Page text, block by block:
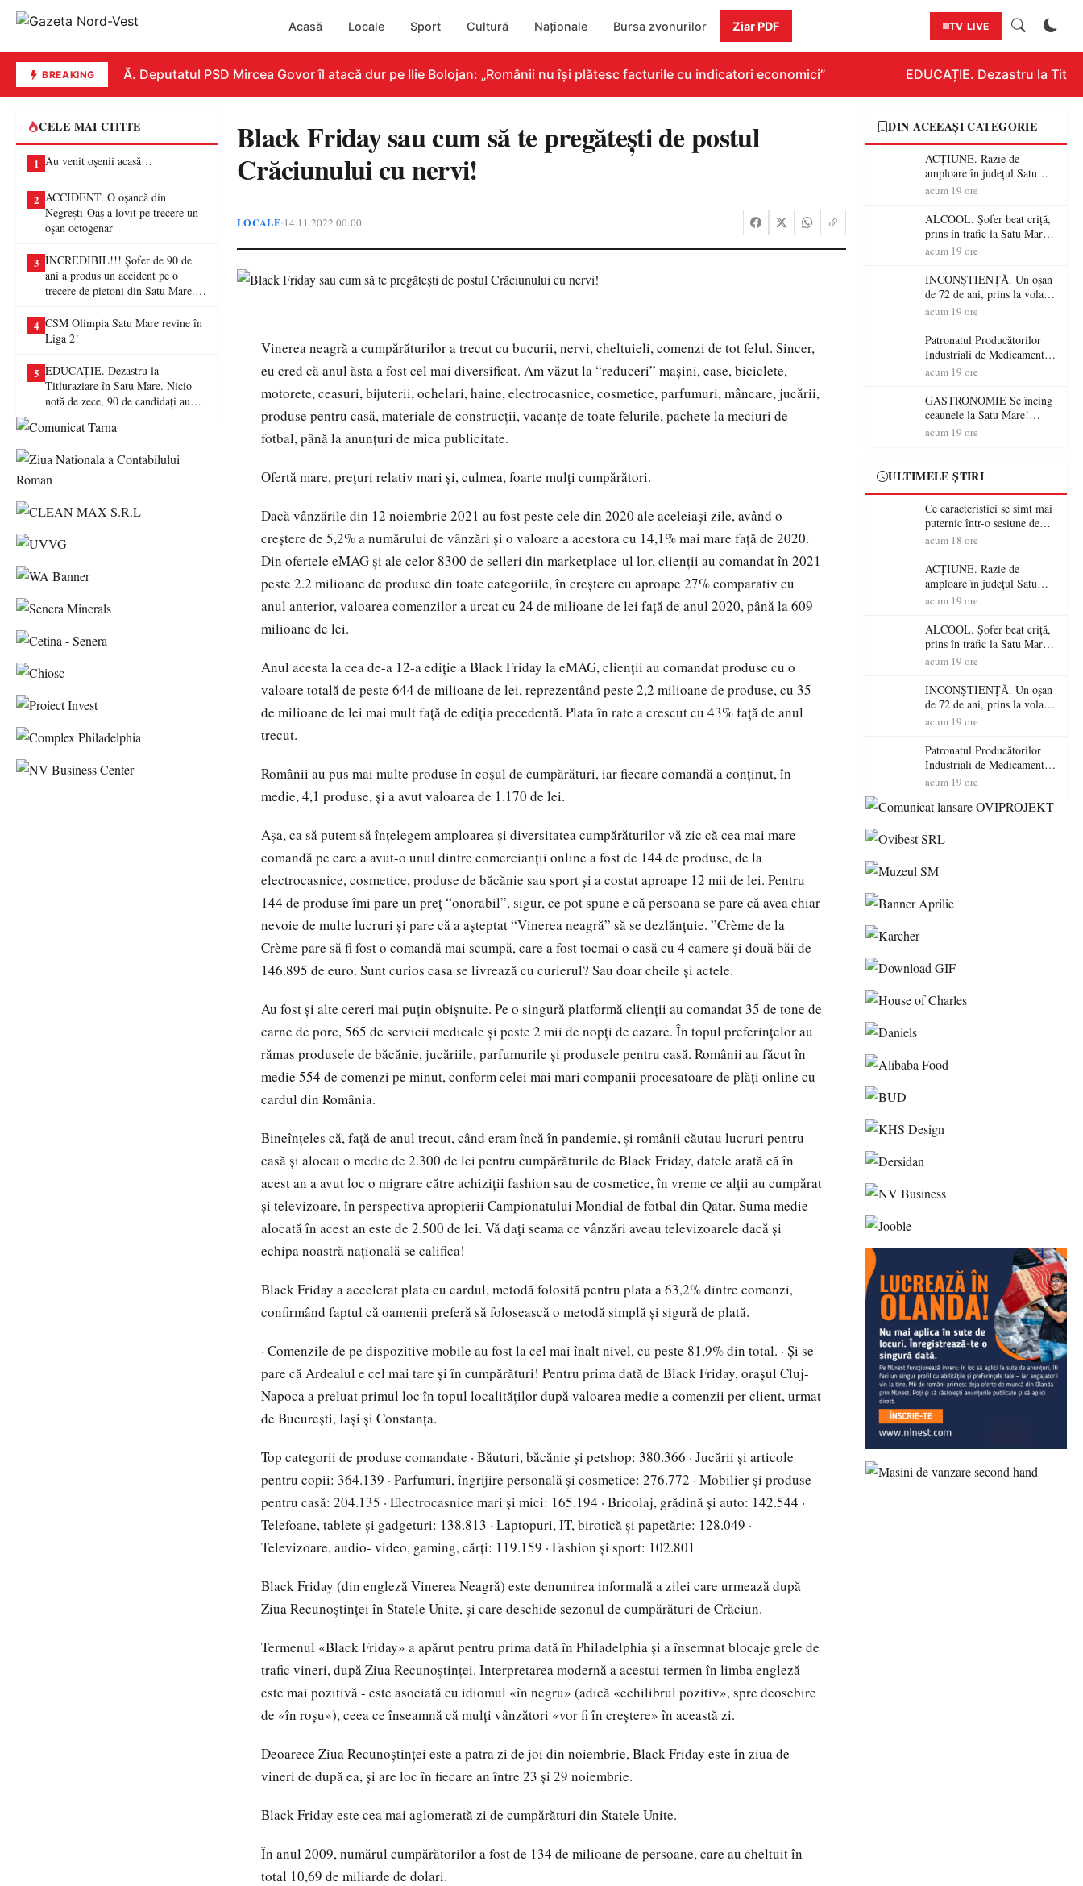
Acasă Locale Sport Cultură Naționale Bursa zvonurilor Ziar PDF TV LIVE
BREAKING
REPLICĂ. Deputatul PSD Mircea Govor îl atacă dur pe Ilie Bolojan: „Românii nu își plătesc facturile cu indicatori economici” EDUCAȚIE. Dezastru la
CELE MAI CITITE
1 Au venit oșenii acasă…
2 ACCIDENT. O oșancă din
Negrești-Oaș a lovit pe trecere un
oșan octogenar
3 INCREDIBIL!!! Șofer de 90 de
ani a produs un accident pe o
trecere de pietoni din Satu Mare. O
4 CSM Olimpia Satu Mare revine în
Liga 2!
5 EDUCAȚIE. Dezastru la
Titluraziare în Satu Mare. Nicio
notă de zece, 90 de candidați au
Black Friday sau cum să te pregătești de postul
Crăciunului cu nervi!
LOCALE•14.11.2022 00:00
Vinerea neagră a cumpărăturilor a trecut cu bucurii, nervi, cheltuieli, comenzi de tot felul. Sincer,
eu cred că anul ăsta a fost cel mai diversificat. Am văzut la “reduceri” mașini, case, biciclete,
motorete, ceasuri, bijuterii, ochelari, haine, electrocasnice, cosmetice, parfumuri, mâncare, jucării,
produse pentru casă, materiale de construcții, vacanțe de toate felurile, pachete la meciuri de
fotbal, până la anunțuri de mica publicitate.
Ofertă mare, prețuri relativ mari și, culmea, foarte mulți cumpărători.
Dacă vânzările din 12 noiembrie 2021 au fost peste cele din 2020 ale aceleiași zile, având o
creștere de 5,2% a numărului de vânzări și o valoare a acestora cu 14,1% mai mare față de 2020.
Din ofertele eMAG și ale celor 8300 de selleri din marketplace-ul lor, clienții au comandat în 2021
peste 2.2 milioane de produse din toate categoriile, în creștere cu aproape 27% comparativ cu
anul anterior, valoarea comenzilor a urcat cu 24 de milioane de lei față de anul 2020, până la 609
milioane de lei.
Anul acesta la cea de-a 12-a ediție a Black Friday la eMAG, clienții au comandat produse cu o
valoare totală de peste 644 de milioane de lei, reprezentând peste 2,2 milioane de produse, cu 35
de milioane de lei mai mult faţă de ediţia precedentă. Plata în rate a crescut cu 43% faţă de anul
trecut.
Românii au pus mai multe produse în coşul de cumpărături, iar fiecare comandă a conţinut, în
medie, 4,1 produse, şi a avut valoarea de 1.170 de lei.
Așa, ca să putem să înțelegem amploarea și diversitatea cumpărăturilor vă zic că cea mai mare
comandă pe care a avut-o unul dintre comercianții online a fost de 144 de produse, de la
electrocasnice, cosmetice, produse de băcănie sau sport și a costat aproape 12 mii de lei. Pentru
144 de produse îmi pare un preț “onorabil”, sigur, ce pot spune e că persoana se pare că avea chiar
nevoie de multe lucruri și pare că a așteptat “Vinerea neagră” să se dezlănțuie. ”Crème de la
Crème pare să fi fost o comandă mai scumpă, care a fost tocmai o casă cu 4 camere și două băi de
146.895 de euro. Sunt curios casa se livrează cu curierul? Sau doar cheile și actele.
Au fost și alte cereri mai puțin obișnuite. Pe o singură platformă clienții au comandat 35 de tone de
carne de porc, 565 de servicii medicale şi peste 2 mii de nopți de cazare. În topul preferințelor au
rămas produsele de băcănie, jucăriile, parfumurile și produsele pentru casă. Românii au făcut în
medie 554 de comenzi pe minut, conform celei mai mari companii procesatoare de plăți online cu
cardul din România.
Bineînțeles că, față de anul trecut, când eram încă în pandemie, și românii căutau lucruri pentru
casă și alocau o medie de 2.300 de lei pentru cumpărăturile de Black Friday, datele arată că în
acest an a avut loc o migrare către achiziții fashion sau de cosmetice, în vreme ce alții au cumpărat
și televizoare, în perspectiva apropierii Campionatului Mondial de fotbal din Qatar. Suma medie
alocată în acest an este de 2.500 de lei. Vă dați seama ce vânzări aveau televizoarele dacă și
echipa noastră națională se califica!
Black Friday a accelerat plata cu cardul, metodă folosită pentru plata a 63,2% dintre comenzi,
confirmând faptul că oamenii preferă să folosească o metodă simplă şi sigură de plată.
· Comenzile de pe dispozitive mobile au fost la cel mai înalt nivel, cu peste 81,9% din total. · Și se
pare că Ardealul e cel mai tare și în cumpărături! Pentru prima dată de Black Friday, oraşul Cluj-
Napoca a preluat primul loc în topul localităţilor după valoarea medie a comenzii per client, urmat
de Bucureşti, Iaşi şi Constanţa.
Top categorii de produse comandate · Băuturi, băcănie şi petshop: 380.366 · Jucării şi articole
pentru copii: 364.139 · Parfumuri, îngrijire personală şi cosmetice: 276.772 · Mobilier şi produse
pentru casă: 204.135 · Electrocasnice mari şi mici: 165.194 · Bricolaj, grădină şi auto: 142.544 ·
Telefoane, tablete şi gadgeturi: 138.813 · Laptopuri, IT, birotică şi papetărie: 128.049 ·
Televizoare, audio- video, gaming, cărţi: 119.159 · Fashion şi sport: 102.801
Black Friday (din engleză Vinerea Neagră) este denumirea informală a zilei care urmează după
Ziua Recunoștinței în Statele Unite, și care deschide sezonul de cumpărături de Crăciun.
Termenul «Black Friday» a apărut pentru prima dată în Philadelphia și a însemnat blocaje grele de
trafic vineri, după Ziua Recunoștinței. Interpretarea modernă a acestui termen în limba engleză
este mai pozitivă - este asociată cu idiomul «în negru» (adică «echilibrul pozitiv», spre deosebire
de «în roșu»), ceea ce înseamnă că mulți vânzători «vor fi în creștere» în această zi.
Deoarece Ziua Recunoștinței este a patra zi de joi din noiembrie, Black Friday este în ziua de
vineri de după ea, și are loc în fiecare an între 23 și 29 noiembrie.
Black Friday este cea mai aglomerată zi de cumpărături din Statele Unite.
În anul 2009, numărul cumpărătorilor a fost de 134 de milioane de persoane, care au cheltuit în
total 10,69 de miliarde de dolari.
DIN ACEEAȘI CATEGORIE
ACȚIUNE. Razie de
amploare în județul Satu
Mare! Polițiștii au dat sute
șoferi fără permis într-o
singură zi
acum 19 ore
ALCOOL. Șofer beat criță,
prins în trafic la Satu Mare!
Alcoolemie uriașă
acum 19 ore
INCONȘTIENȚĂ. Un oșan
de 72 de ani, prins la volan
fără permis! Polițiștii l-au
acum 19 ore
Patronatul Producătorilor
Industriali de Medicamente
din România (PRIMER):
energie electrică a fabricilor
de medicamente va pune în
pericol accesul pacienților la
medicamente esențiale
acum 19 ore
GASTRONOMIE Se încing
ceaunele la Satu Mare!
Concursul „Veress Ádám”
jurat de renume
acum 19 ore
ULTIMELE ȘTIRI
Ce caracteristici se simt mai
puternic într-o sesiune de
distracție la sloturi online:
RTP?
acum 18 ore
ACȚIUNE. Razie de
amploare în județul Satu
Mare! Polițiștii au dat sute
șoferi fără permis într-o
singură zi
acum 19 ore
ALCOOL. Șofer beat criță,
prins în trafic la Satu Mare!
Alcoolemie uriașă
acum 19 ore
INCONȘTIENȚĂ. Un oșan
de 72 de ani, prins la volan
fără permis! Polițiștii l-au
acum 19 ore
Patronatul Producătorilor
Industriali de Medicamente
din România (PRIMER):
energie electrică a fabricilor
pericol accesul pacienților la
acum 19 ore